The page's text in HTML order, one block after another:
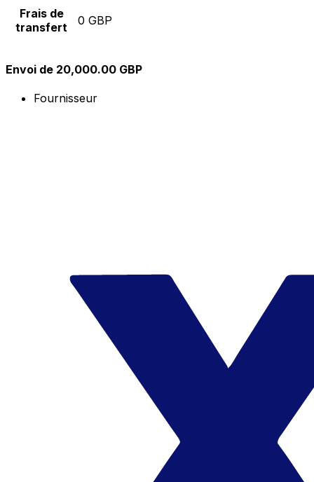
Frais de
transfert
0 GBP
Envoi de 20,000.00 GBP
Fournisseur